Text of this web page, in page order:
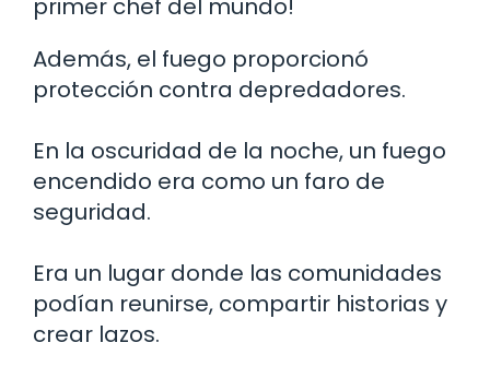
Además, el fuego proporcionó
protección contra depredadores.
En la oscuridad de la noche, un fuego
encendido era como un faro de
seguridad.
Era un lugar donde las comunidades
podían reunirse, compartir historias y
crear lazos.